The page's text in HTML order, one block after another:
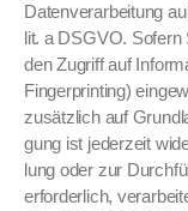
Daten­ver­ar­beitung
lit. a DSGVO. Sofern
den Zugriff auf
Fin­ger­print­ing)
zusät­zlich auf
gung ist jed­erzeit
lung oder zur
erforder­lich,